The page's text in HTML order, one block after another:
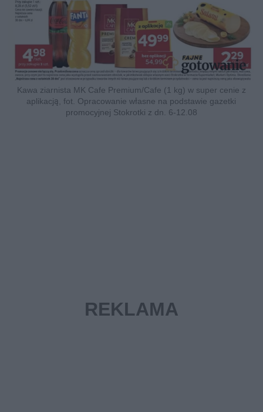
Kawa ziarnista MK Cafe Premium/Cafe (1 kg) w super cenie z
aplikacją, fot. Opracowanie własne na podstawie gazetki
promocyjnej Stokrotki z dn. 6-12.08